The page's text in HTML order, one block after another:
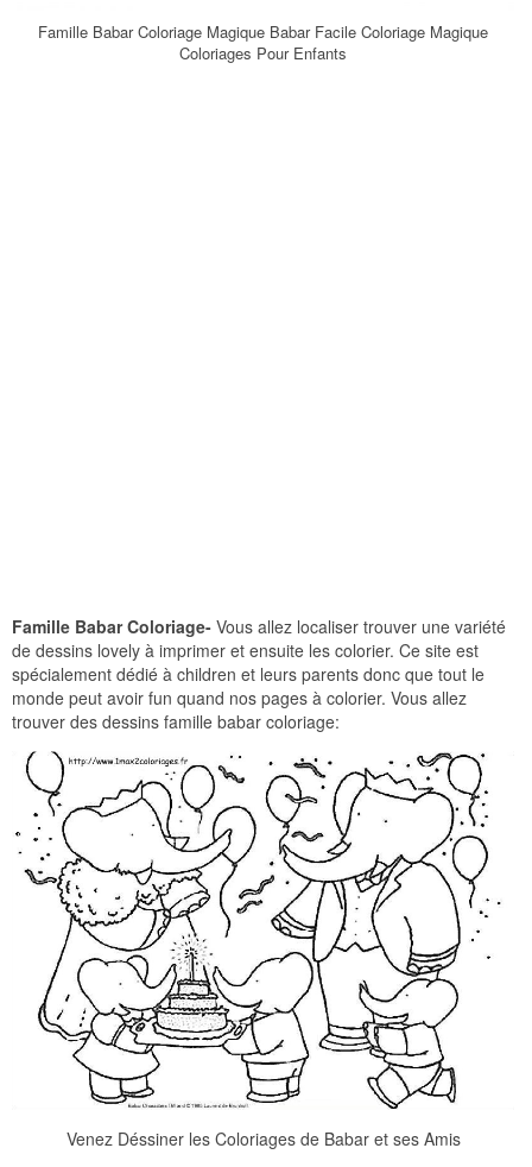
Famille Babar Coloriage Magique Babar Facile Coloriage Magique
Coloriages Pour Enfants
Famille Babar Coloriage- Vous allez localiser trouver une variété
de dessins lovely à imprimer et ensuite les colorier. Ce site est
spécialement dédié à children et leurs parents donc que tout le
monde peut avoir fun quand nos pages à colorier. Vous allez
trouver des dessins famille babar coloriage:
Venez Déssiner les Coloriages de Babar et ses Amis